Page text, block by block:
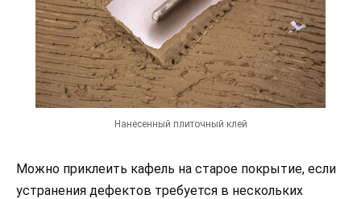
Нанесенный плиточный клей
Можно приклеить кафель на старое покрытие, если
устранения дефектов требуется в нескольких